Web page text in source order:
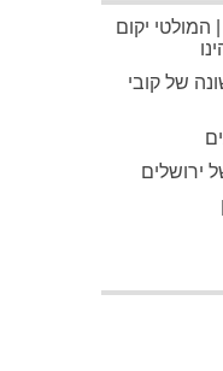
יקום
של קובי
ירושלים